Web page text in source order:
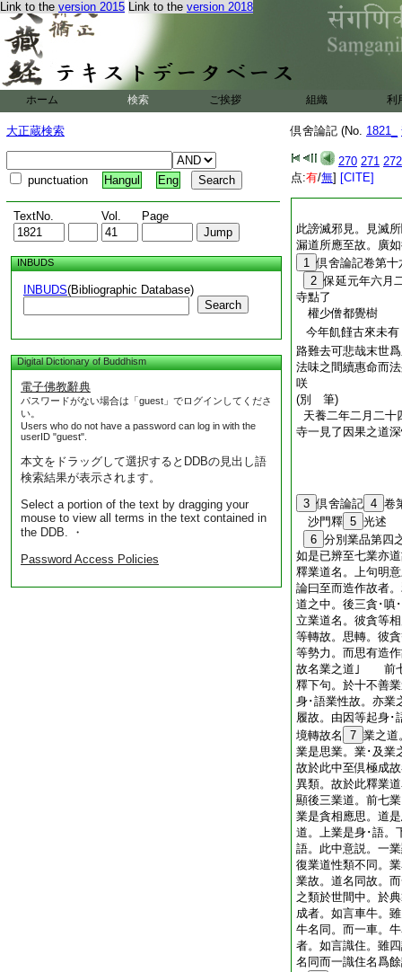
Link to the version 2015 Link to the version 2018
ホーム 検索 ご挨拶 組織 利
大正蔵検索
punctuation Hangul Eng
TextNo. Vol. Page
INBUDS
INBUDS(Bibliographic Database)
Search
Digital Dictionary of Buddhism
電子佛教辭典
パスワードがない場合は「guest」でログインしてくださ
い。
Users who do not have a password can log in with the
userID "guest".
本文をドラッグして選択するとDDBの見出し語
検索結果が表示されます。
Select a portion of the text by dragging your
mouse to view all terms in the text contained in
the DDB. ・
Password Access Policies
倶舍論記 (No. 1821_
270 271 272
点:有/無] [CITE]
此謗滅邪見。見滅
漏道所應至故。廣
1 倶舍論記卷第十
2 保延元年六月
寺點了
權少僧都覺樹
今年飢饉古來未有
路難去可悲哉末世
法味之間續惠命而
咲
(別 筆)
天養二年二月二十
寺一見了因果之道
3 倶舍論記 4 卷
沙門釋 5 光述
6 分別業品第四
如是已辨至七業亦
釋業道名。上句明
論曰至而造作故者
道之中。後三貪･嗔
立業道名。彼貪等
等轉故。思轉。彼
等勢力。而思有造
故名業之道｣ 前七
釋下句。於十不善
身･語業性故。亦業
履故。由因等起身･
境轉故名
7 業之道
業是思業。業･及業
故於此中至倶極成
異類。故於此釋業
顯後三業道。前七
業是貪相應思。道
道。上業是身･語。
語。此中意説。一
復業道性類不同。
業故。道名同故。
之類於世間中。於
成者。如言車牛。
牛名同。而一車。
者。如言識住。雖
名同而一識住名